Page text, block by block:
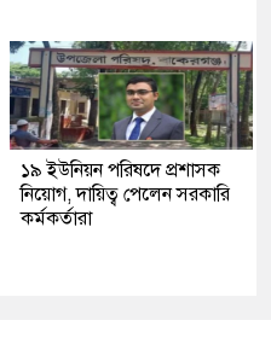
১৯ ইউনিয়ন পরিষদে প্রশাসক
নিয়োগ, দায়িত্ব পেলেন সরকারি
কর্মকর্তারা